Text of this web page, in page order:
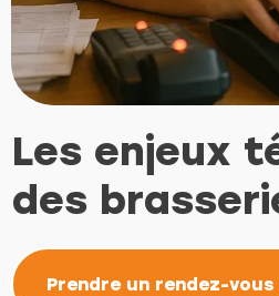
Les enjeux
des
Prendre un rendez-